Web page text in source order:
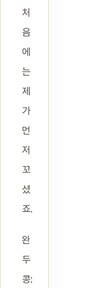
처
음
에
는
제
가
먼
저
꼬
셨
죠.
완
두
콩: